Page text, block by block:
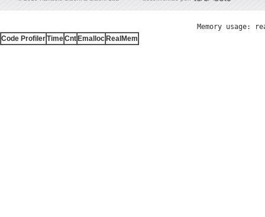
Memory usage:
Code ProfilerTimeCnt Emalloc RealMem